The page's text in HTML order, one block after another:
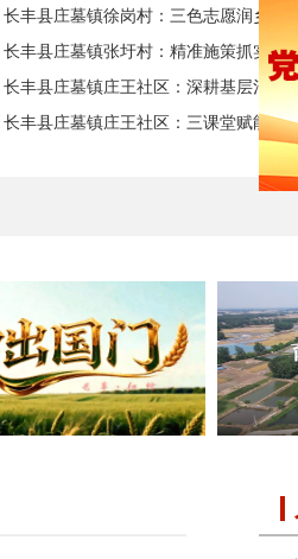
长丰县庄墓镇徐岗村：三色志愿润乡土
长丰县庄墓镇张圩村：精准施策抓实流
长丰县庄墓镇庄王社区：深耕基层治理
长丰县庄墓镇庄王社区：三课堂赋能 推